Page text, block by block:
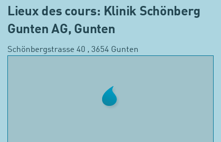
Lieux des cours: Klinik Schönberg
Gunten AG, Gunten
Schönbergstrasse 40 , 3654 Gunten